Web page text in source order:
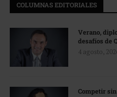
COLUMNAS EDITORIALES
Verano,
desafíos de
4 agosto,
Competir